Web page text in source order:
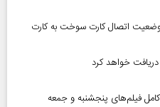
وضعیت اتصال کارت سوخت به کارت
خواهد کرد
فیلم‌های پنجشنبه و جمعه